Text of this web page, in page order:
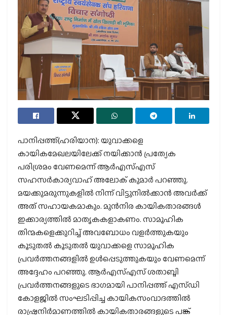
പാനിപ്പത്ത്(ഹരിയാന): യുവാക്കളെ
കായികമേഖലയിലേക്ക് നയിക്കാന്‍ പ്രത്യേക
പരിശ്രമം വേണമെന്ന് ആര്‍എസ്എസ്
സഹസര്‍കാര്യവാഹ് അലോക് കുമാര്‍ പറഞ്ഞു.
മയക്കുമരുന്നുകളില്‍ നിന്ന് വിട്ടുനില്‍ക്കാന്‍ അവര്‍ക്ക്
അത് സഹായകമാകും. മുന്‍നിര കായികതാരങ്ങള്‍
ഇക്കാര്യത്തില്‍ മാതൃകകളാകണം. സാമൂഹിക
തിന്മകളെക്കുറിച്ച് അവബോധം വളര്‍ത്തുകയും
കൂടുതല്‍ കൂടുതല്‍ യുവാക്കളെ സാമൂഹിക
പ്രവര്‍ത്തനങ്ങളില്‍ ഉള്‍പ്പെടുത്തുകയും വേണമെന്ന്
അദ്ദേഹം പറഞ്ഞു. ആര്‍എസ്എസ് ശതാബ്ദി
പ്രവര്‍ത്തനങ്ങളുടെ ഭാഗമായി പാനിപ്പത്ത് എസ്ഡി
കോളജില്‍ സംഘടിപ്പിച്ച കായികസംവാദത്തില്‍
രാഷ്ട്രനിര്‍മാണത്തില്‍ കായികതാരങ്ങളുടെ പങ്ക്